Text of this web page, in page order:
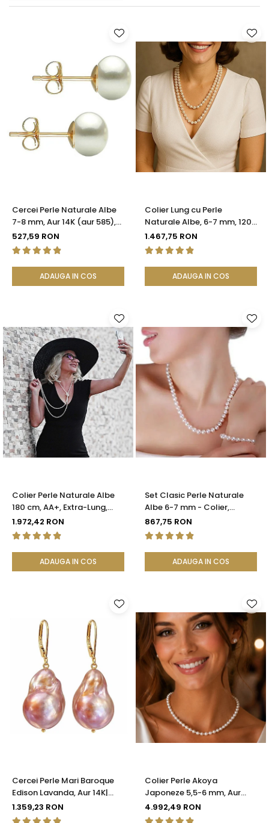
Seturi Perle cu Argint
Brose cu Perle
Cercei Perle Naturale Albe
7-8 mm, Aur 14K (aur 585),
Calitatea AAA | KASKADDA®
527,59 RON
ADAUGA IN COS
Colier Lung cu Perle
Naturale Albe, 6-7 mm, 120
cm, Închizătoare Argint 925
| KASKADDA®
1.467,75 RON
ADAUGA IN COS
Colier Perle Naturale Albe
180 cm, AA+, Extra-Lung,
Argint 925 | KASKADDA®
1.972,42 RON
ADAUGA IN COS
Set Clasic Perle Naturale
Albe 6-7 mm - Colier,
Brățară și Cercei, Argint 925
| KASKADDA®
867,75 RON
ADAUGA IN COS
Cercei Perle Mari Baroque
Edison Lavanda, Aur 14K|
KASKADDA®
1.359,23 RON
Colier Perle Akoya
Japoneze 5,5-6 mm, Aur
Galben 14K cu Închizătoare
Filigranată | KASKADDA®
4.992,49 RON